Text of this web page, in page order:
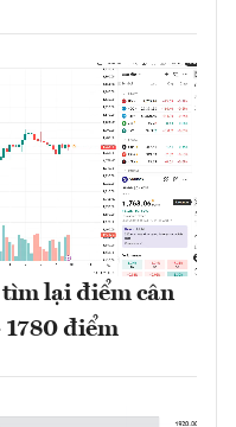
lại điểm cân
1780 điểm